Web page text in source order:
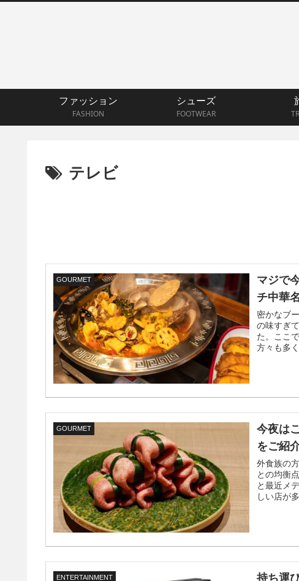
ファッション
FASHION
シューズ
FOOTWEAR
テレビ
GOURMET
マジで
チ中華
密かなブ
の味すぎ
た。ここ
方々も多
GOURMET
今夜は
をご紹
外食族の
との均衡
と最近メ
しい店が
ENTERTAINMENT
持ち運